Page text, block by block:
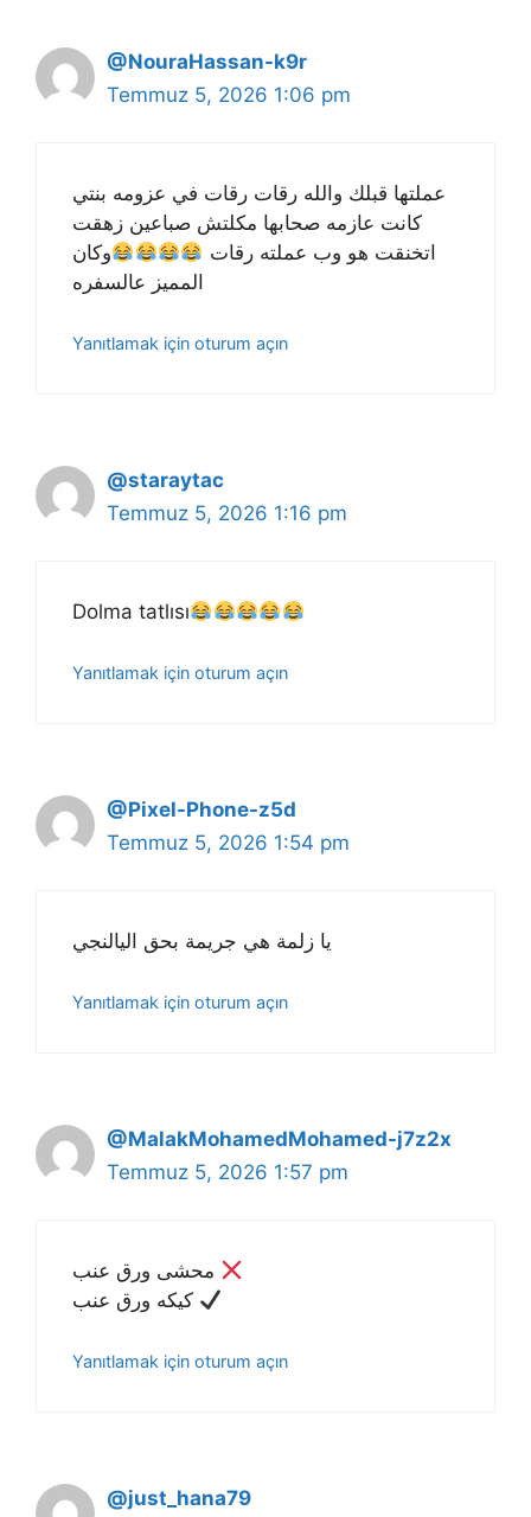
@NouraHassan-k9r
Temmuz 5, 2026 1:06 pm
عملتها قبلك والله رقات رقات في عزومه بنتي
كانت عازمه صحابها مكلتش صباعين زهقت
اتخنقت هو وب عملته رقات
وكان
المميز عالسفره
Yanıtlamak için oturum açın
@staraytac
Temmuz 5, 2026 1:16 pm
Dolma tatlısı
Yanıtlamak için oturum açın
@Pixel-Phone-z5d
Temmuz 5, 2026 1:54 pm
يا زلمة هي جريمة بحق اليالنجي
Yanıtlamak için oturum açın
@MalakMohamedMohamed-j7z2x
Temmuz 5, 2026 1:57 pm
Yanıtlamak için oturum açın
@just_hana79